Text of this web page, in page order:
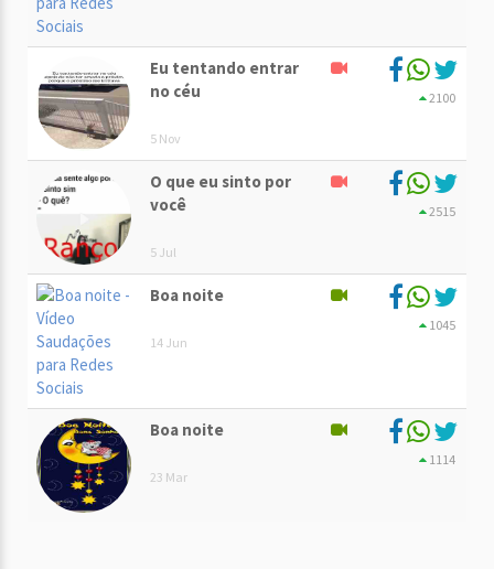
Eu tentando entrar
no céu
5 Nov
2100
O que eu sinto por
você
5 Jul
2515
Boa noite
14 Jun
1045
Boa noite
23 Mar
1114